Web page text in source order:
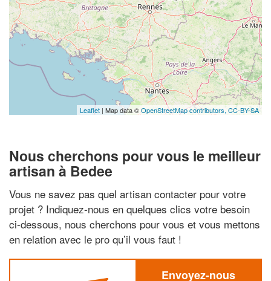
Leaflet | Map data ©OpenStreetMap contributors, CC-BY-SA
Nous cherchons pour vous le meilleur
artisan à Bedee
Vous ne savez pas quel artisan contacter pour votre
projet ? Indiquez-nous en quelques clics votre besoin
ci-dessous, nous cherchons pour vous et vous mettons
en relation avec le pro qu’il vous faut !
Envoyez-nous